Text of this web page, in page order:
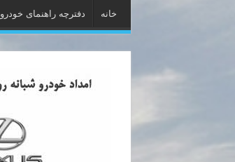
خانه دفترچه راهنمای خودرو